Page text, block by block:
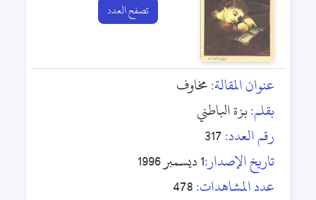
تصفح العدد
عنوان المقالة:مخاوف
بقلم:بزة الباطني
رقم العدد:317
تاريخ الإصدار:1 ديسمبر 1996
عدد المشاهدات:478